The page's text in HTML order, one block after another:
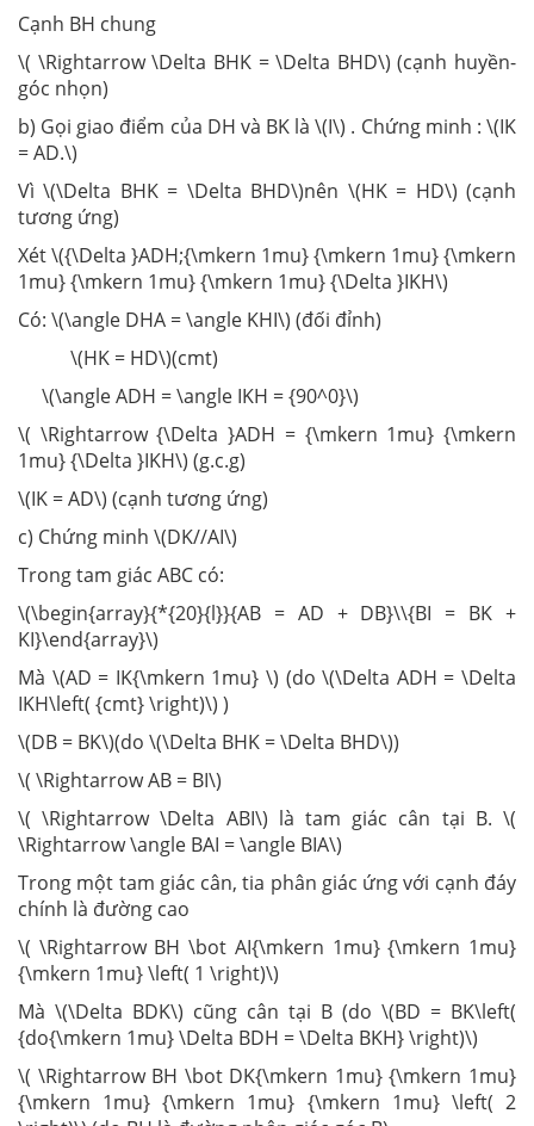
Cạnh BH chung
\( \Rightarrow \Delta BHK = \Delta BHD\) (cạnh huyền-
góc nhọn)
b) Gọi giao điểm của DH và BK là \(I\) . Chứng minh : \(IK
= AD.\)
Vì \(\Delta BHK = \Delta BHD\)nên \(HK = HD\) (cạnh
tương ứng)
Xét \({\Delta }ADH;{\mkern 1mu} {\mkern 1mu} {\mkern
1mu} {\mkern 1mu} {\mkern 1mu} {\Delta }IKH\)
Có: \(\angle DHA = \angle KHI\) (đối đỉnh)
\(HK = HD\)(cmt)
\(\angle ADH = \angle IKH = {90^0}\)
\( \Rightarrow {\Delta }ADH = {\mkern 1mu} {\mkern
1mu} {\Delta }IKH\) (g.c.g)
\(IK = AD\) (cạnh tương ứng)
c) Chứng minh \(DK//AI\)
Trong tam giác ABC có:
\(\begin{array}{*{20}{l}}{AB = AD + DB}\\{BI = BK +
KI}\end{array}\)
Mà \(AD = IK{\mkern 1mu} \) (do \(\Delta ADH = \Delta
IKH\left( {cmt} \right)\) )
\(DB = BK\)(do \(\Delta BHK = \Delta BHD\))
\( \Rightarrow AB = BI\)
\( \Rightarrow \Delta ABI\) là tam giác cân tại B. \(
\Rightarrow \angle BAI = \angle BIA\)
Trong một tam giác cân, tia phân giác ứng với cạnh đáy
chính là đường cao
\( \Rightarrow BH \bot AI{\mkern 1mu} {\mkern 1mu}
{\mkern 1mu} \left( 1 \right)\)
Mà \(\Delta BDK\) cũng cân tại B (do \(BD = BK\left(
{do{\mkern 1mu} \Delta BDH = \Delta BKH} \right)\)
\( \Rightarrow BH \bot DK{\mkern 1mu} {\mkern 1mu}
{\mkern 1mu} {\mkern 1mu} {\mkern 1mu} \left( 2